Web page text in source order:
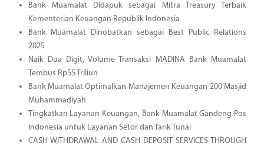
Bank Muamalat Didapuk sebagai Mitra Treasury Terbaik
Kementerian Keuangan Republik Indonesia
Bank Muamalat Dinobatkan sebagai Best Public Relations
2025
Naik Dua Digit, Volume Transaksi MADINA Bank Muamalat
Tembus Rp55 Triliun
Bank Muamalat Optimalkan Manajemen Keuangan 200 Masjid
Muhammadiyah
Tingkatkan Layanan Keuangan, Bank Muamalat Gandeng Pos
Indonesia untuk Layanan Setor dan Tarik Tunai
CASH WITHDRAWAL AND CASH DEPOSIT SERVICES THROUGH